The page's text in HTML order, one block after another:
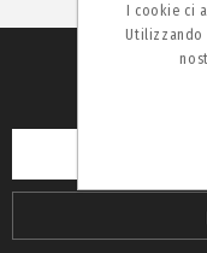
I cookie ci
Utilizzando